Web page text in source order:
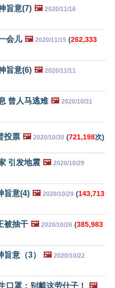
旨意(7) 🖼️ 2020/11/16
会儿 🖼️ 2020/11/15 (262,333
旨意(6) 🖼️ 2020/11/11
曾人马逃难 🖼️ 2020/10/31
投票 🖼️ 2020/10/30 (721,198次)
引发地震 🖼️ 2020/10/29
旨意(4) 🖼️ 2020/10/29 (143,713
被抽干 🖼️ 2020/10/26 (385,983
意（3） 🖼️ 2020/10/22
口罩：别戴这劳什子！ 🖼️